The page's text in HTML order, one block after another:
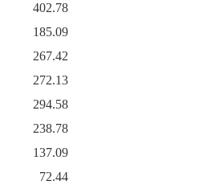
402.78
185.09
267.42
272.13
294.58
238.78
137.09
72.44